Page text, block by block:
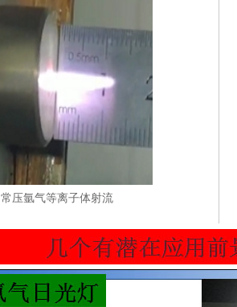
常压氩气等离子体射流